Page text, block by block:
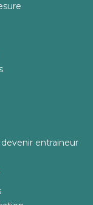
entraineur